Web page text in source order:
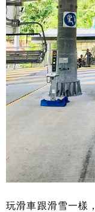
玩滑車跟滑雪一樣